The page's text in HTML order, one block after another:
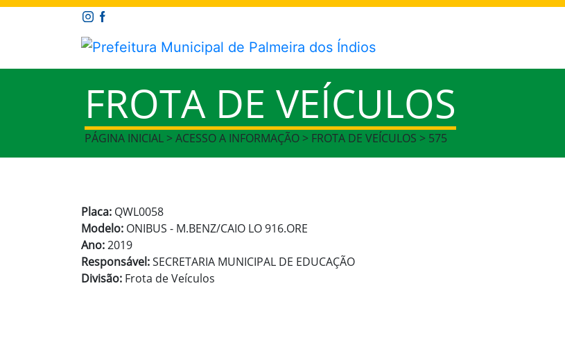
FROTA DE VEÍCULOS
PÁGINA INICIAL > ACESSO A INFORMAÇÃO > FROTA DE VEÍCULOS > 575
Placa: QWL0058
Modelo: ONIBUS - M.BENZ/CAIO LO 916.ORE
Ano:2019
Responsável:SECRETARIA MUNICIPAL DE EDUCAÇÃO
Divisão: Frota de Veículos